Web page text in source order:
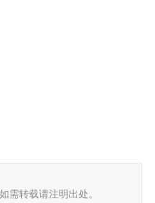
需转载请注明出处。